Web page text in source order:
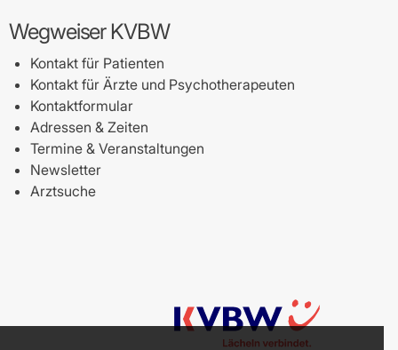
Wegweiser KVBW
Kontakt für Patienten
Kontakt für Ärzte und Psychotherapeuten
Kontaktformular
Adressen & Zeiten
Termine & Veranstaltungen
Newsletter
Arztsuche